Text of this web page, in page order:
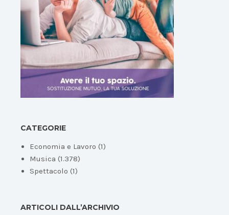
CATEGORIE
Economia e Lavoro (1)
Musica (1.378)
Spettacolo (1)
ARTICOLI DALL’ARCHIVIO